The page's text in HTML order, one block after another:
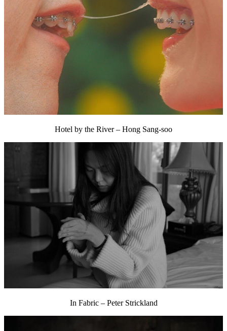
Hotel by the River – Hong Sang-soo
In Fabric – Peter Strickland